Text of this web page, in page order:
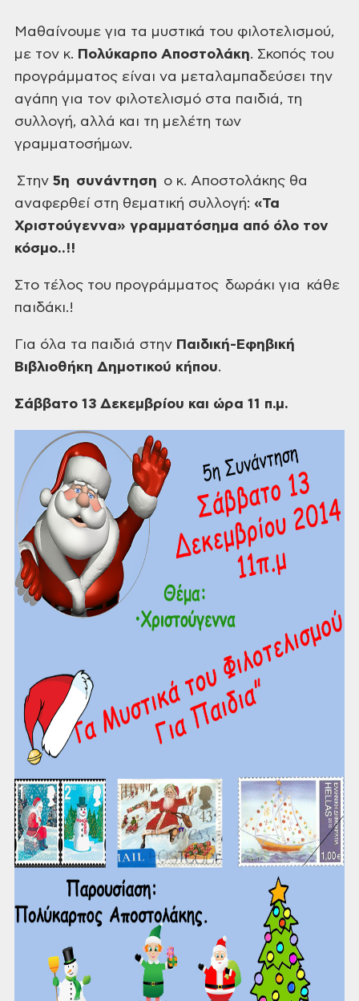
Μαθαίνουμε για τα μυστικά του φιλοτελισμού,
με τον κ. Πολύκαρπο Αποστολάκη. Σκοπός του
προγράμματος είναι να μεταλαμπαδεύσει την
αγάπη για τον φιλοτελισμό στα παιδιά, τη
συλλογή, αλλά και τη μελέτη των
γραμματοσήμων.
Στην 5η συνάντηση ο κ. Αποστολάκης θα
αναφερθεί στη θεματική συλλογή: «Τα
Χριστούγεννα» γραμματόσημα από όλο τον
κόσμο..!!
Στο τέλος του προγράμματος δωράκι για κάθε
παιδάκι.!
Για όλα τα παιδιά στην Παιδική-Εφηβική
Βιβλιοθήκη Δημοτικού κήπου.
Σάββατο 13 Δεκεμβρίου και ώρα 11 π.μ.